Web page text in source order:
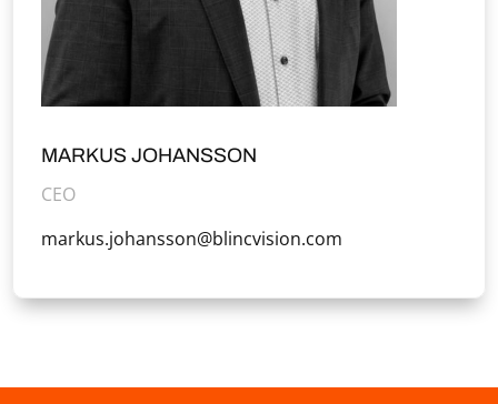
MARKUS JOHANSSON
CEO
markus.johansson@blincvision.com